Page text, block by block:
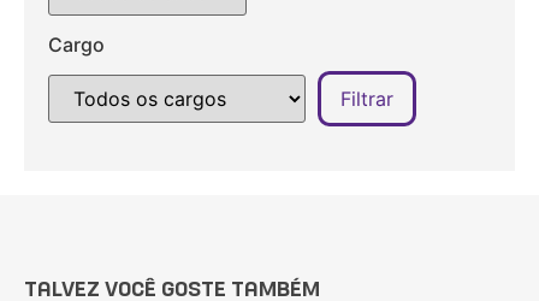
Cargo
TALVEZ VOCÊ GOSTE TAMBÉM